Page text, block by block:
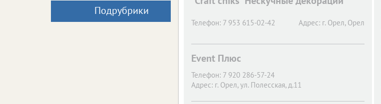
Телефон: 7 953 615-02-42 Адрес: г. Орел, Орел
Event Плюс
Телефон: 7 920 286-57-24
Адрес: г. Орел, ул. Полесская, д.11
Подрубрики